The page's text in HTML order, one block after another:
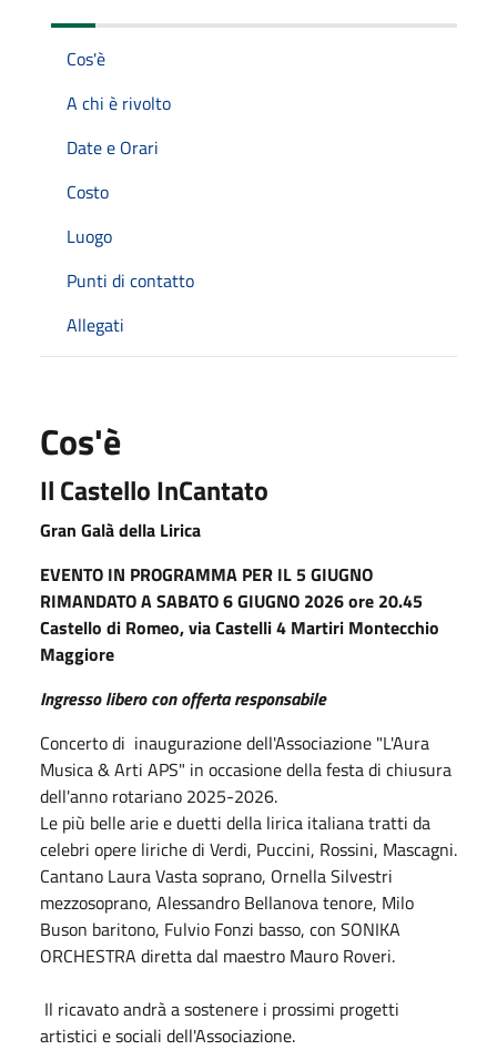
Cos'è
A chi è rivolto
Date e Orari
Costo
Luogo
Punti di contatto
Allegati
Cos'è
Il Castello InCantato
Gran Galà della Lirica
EVENTO IN PROGRAMMA PER IL 5 GIUGNO
RIMANDATO A SABATO 6 GIUGNO 2026 ore 20.45
Castello di Romeo, via Castelli 4 Martiri Montecchio
Maggiore
Ingresso libero con offerta responsabile
Concerto di inaugurazione dell'Associazione "L'Aura
Musica & Arti APS" in occasione della festa di chiusura
dell'anno rotariano 2025-2026.
Le più belle arie e duetti della lirica italiana tratti da
celebri opere liriche di Verdi, Puccini, Rossini, Mascagni.
Cantano Laura Vasta soprano, Ornella Silvestri
mezzosoprano, Alessandro Bellanova tenore, Milo
Buson baritono, Fulvio Fonzi basso, con SONIKA
ORCHESTRA diretta dal maestro Mauro Roveri.
Il ricavato andrà a sostenere i prossimi progetti
artistici e sociali dell'Associazione.